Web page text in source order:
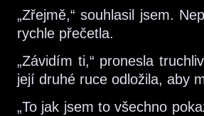
„Zřejmě,“ souhlasil jsem.
rychle přečetla.
„Závidím ti,“ pronesla
její druhé ruce odložila, aby
„To jak jsem to všechno